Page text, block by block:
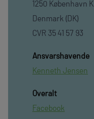
1250 København K
Denmark (DK)
CVR 35 41 57 93
Ansvarshavende
Kenneth Jensen
Overalt
Facebook